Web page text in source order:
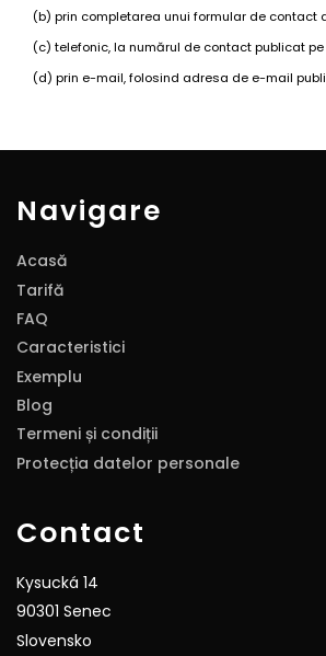
(b) prin completarea unui formular de contact
(c) telefonic, la numărul de contact publicat
(d) prin e-mail, folosind adresa de e-mail
Navigare
Acasă
Tarifă
FAQ
Caracteristici
Exemplu
Blog
Termeni și condiții
Protecția datelor personale
Contact
Kysucká 14
90301 Senec
Slovensko